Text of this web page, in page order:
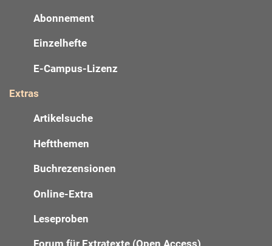
Abonnement
Einzelhefte
E-Campus-Lizenz
Extras
Artikelsuche
Heftthemen
Buchrezensionen
Online-Extra
Leseproben